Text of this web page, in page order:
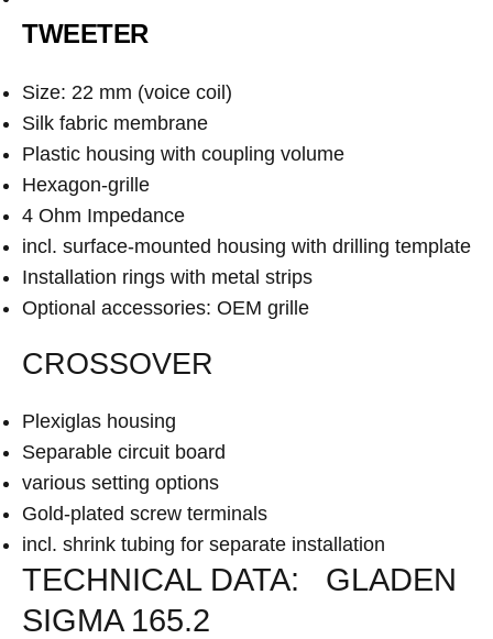
TWEETER
Size: 22 mm (voice coil)
Silk fabric membrane
Plastic housing with coupling volume
Hexagon-grille
4 Ohm Impedance
incl. surface-mounted housing with drilling template
Installation rings with metal strips
Optional accessories: OEM grille
CROSSOVER
Plexiglas housing
Separable circuit board
various setting options
Gold-plated screw terminals
incl. shrink tubing for separate installation
TECHNICAL DATA: GLADEN
SIGMA 165.2